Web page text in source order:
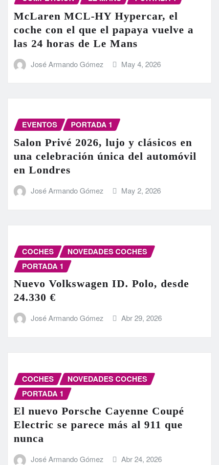
McLaren MCL-HY Hypercar, el
coche con el que el papaya vuelve a
las 24 horas de Le Mans
José Armando Gómez May 4, 2026
EVENTOS PORTADA 1
Salon Privé 2026, lujo y clásicos en
una celebración única del automóvil
en Londres
José Armando Gómez May 2, 2026
COCHES
NOVEDADES COCHES
PORTADA 1
Nuevo Volkswagen ID. Polo, desde
24.330 €
José Armando Gómez Abr 29, 2026
COCHES
NOVEDADES COCHES
PORTADA 1
El nuevo Porsche Cayenne Coupé
Electric se parece más al 911 que
nunca
José Armando Gómez Abr 24, 2026